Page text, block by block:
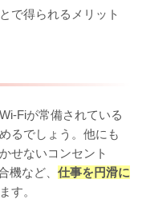
で得られるメリット
Fiが常備されている
るでしょう。他にも
せないコンセント
機など、 仕事を円滑に
す。